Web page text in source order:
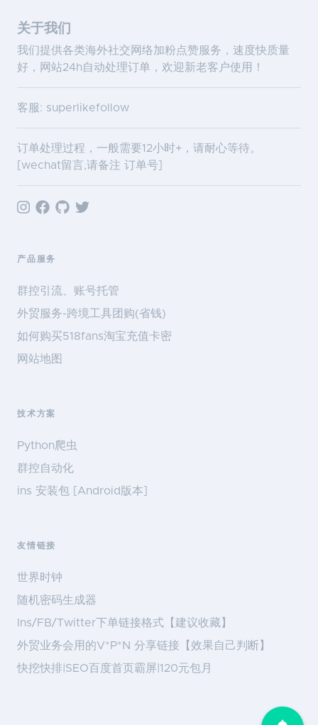
关于我们
我们提供各类海外社交网络加粉点赞服务，速度快质量
好，网站24h自动处理订单，欢迎新老客户使用！
客服: superlikefollow
订单处理过程，一般需要12小时+，请耐心等待。
[wechat留言,请备注 订单号]
产品服务
群控引流、账号托管
外贸服务-跨境工具团购(省钱)
如何购买518fans淘宝充值卡密
网站地图
技术方案
Python爬虫
群控自动化
ins 安装包 [Android版本]
友情链接
世界时钟
随机密码生成器
Ins/FB/Twitter下单链接格式【建议收藏】
外贸业务会用的V*P*N 分享链接【效果自己判断】
快挖快排|SEO百度首页霸屏|120元包月